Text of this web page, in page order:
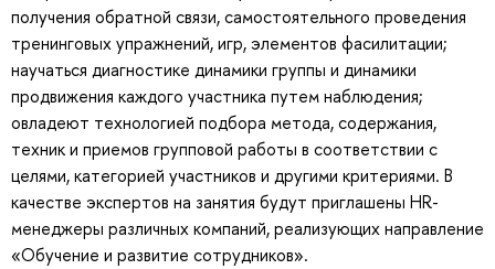
получения обратной связи, самостоятельного проведения
тренинговых упражнений, игр, элементов фасилитации;
научаться диагностике динамики группы и динамики
продвижения каждого участника путем наблюдения;
овладеют технологией подбора метода, содержания,
техник и приемов групповой работы в соответствии с
целями, категорией участников и другими критериями. В
качестве экспертов на занятия будут приглашены HR-
менеджеры различных компаний, реализующих направление
«Обучение и развитие сотрудников».